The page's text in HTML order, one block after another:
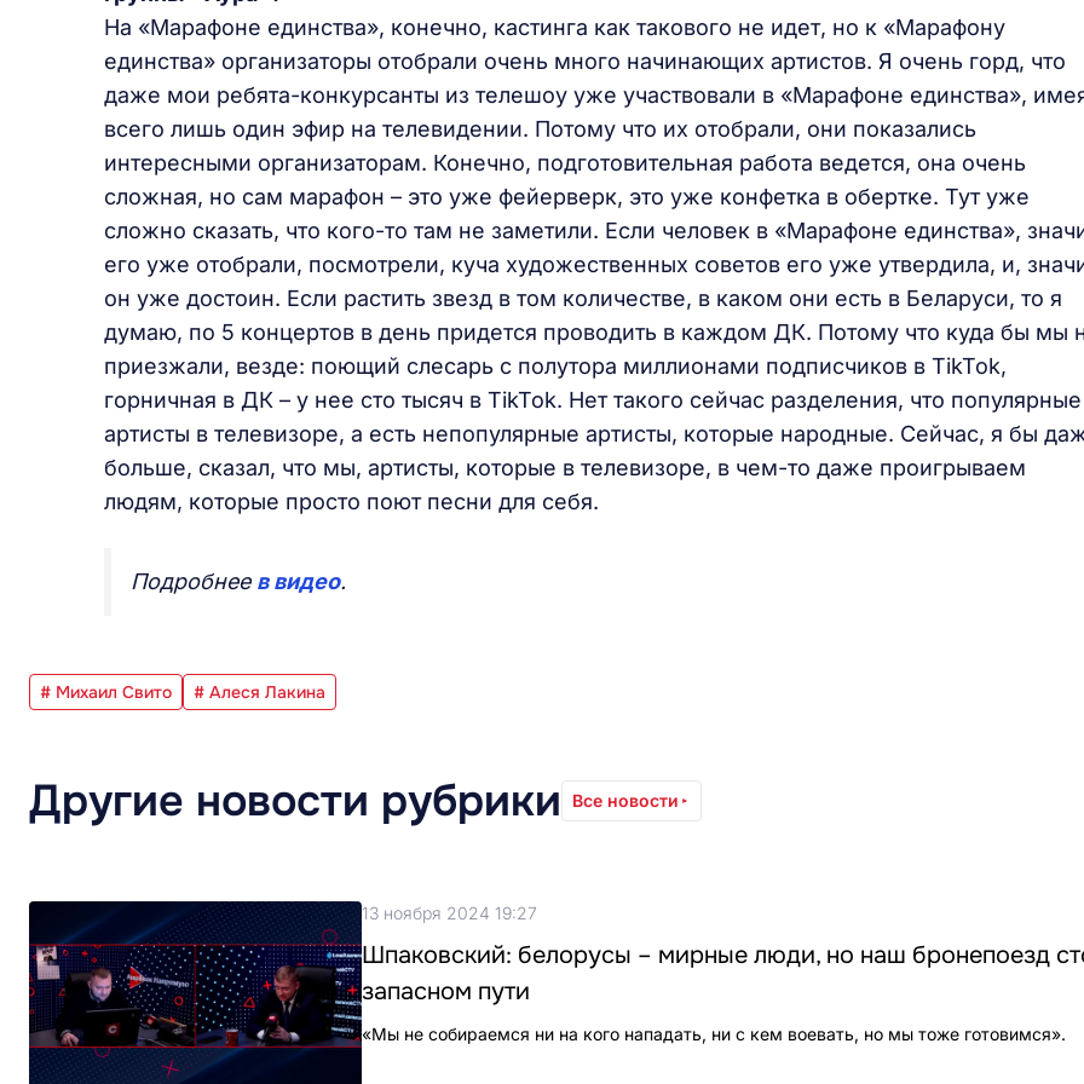
На «Марафоне единства», конечно, кастинга как такового не идет, но к «Марафону
единства» организаторы отобрали очень много начинающих артистов. Я очень горд, что
даже мои ребята-конкурсанты из телешоу уже участвовали в «Марафоне единства»,
всего лишь один эфир на телевидении. Потому что их отобрали, они показались
интересными организаторам. Конечно, подготовительная работа ведется, она очень
сложная, но сам марафон – это уже фейерверк, это уже конфетка в обертке. Тут уже
сложно сказать, что кого-то там не заметили. Если человек в «Марафоне единства»,
его уже отобрали, посмотрели, куча художественных советов его уже утвердила, и,
он уже достоин. Если растить звезд в том количестве, в каком они есть в Беларуси, то я
думаю, по 5 концертов в день придется проводить в каждом ДК. Потому что куда бы мы
приезжали, везде: поющий слесарь с полутора миллионами подписчиков в TikTok,
горничная в ДК – у нее сто тысяч в TikTok. Нет такого сейчас разделения, что популярные
артисты в телевизоре, а есть непопулярные артисты, которые народные. Сейчас, я бы
больше, сказал, что мы, артисты, которые в телевизоре, в чем-то даже проигрываем
людям, которые просто поют песни для себя.
Подробнее в видео.
# Михаил Свито # Алеся Лакина
Другие новости рубрики Все новости
13 ноября 2024 19:27
Шпаковский: белорусы – мирные люди, но наш бронепоезд
запасном пути
«Мы не собираемся ни на кого нападать, ни с кем воевать, но мы тоже готовимся».